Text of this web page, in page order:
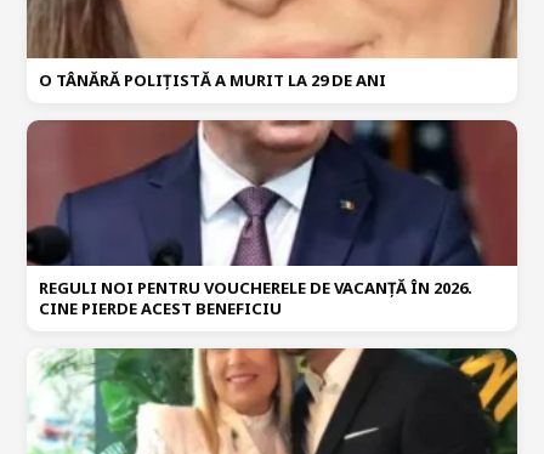
O TÂNĂRĂ POLIȚISTĂ A MURIT LA 29 DE ANI
REGULI NOI PENTRU VOUCHERELE DE VACANȚĂ ÎN 2026.
CINE PIERDE ACEST BENEFICIU